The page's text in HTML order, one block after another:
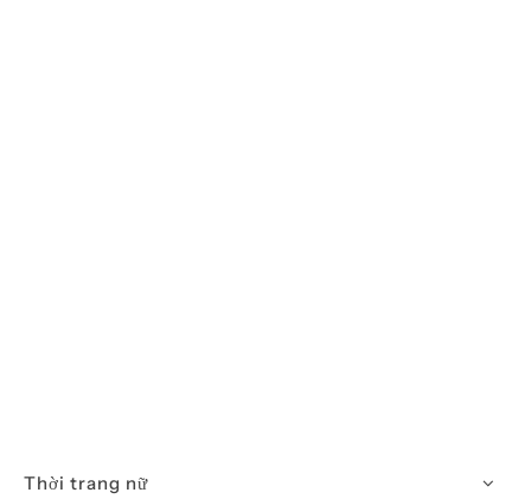
Thời trang nữ